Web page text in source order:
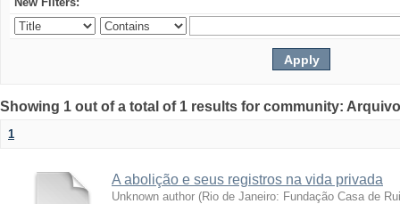
Showing 1 out of a total of 1 results for community:
1
A abolição e seus registros na vida privada
Unknown author (Rio de Janeiro: Fundação Casa de